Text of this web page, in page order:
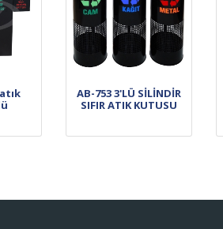
AB-753 3'LÜ SİLİNDİR
SIFIR ATIK KUTUSU